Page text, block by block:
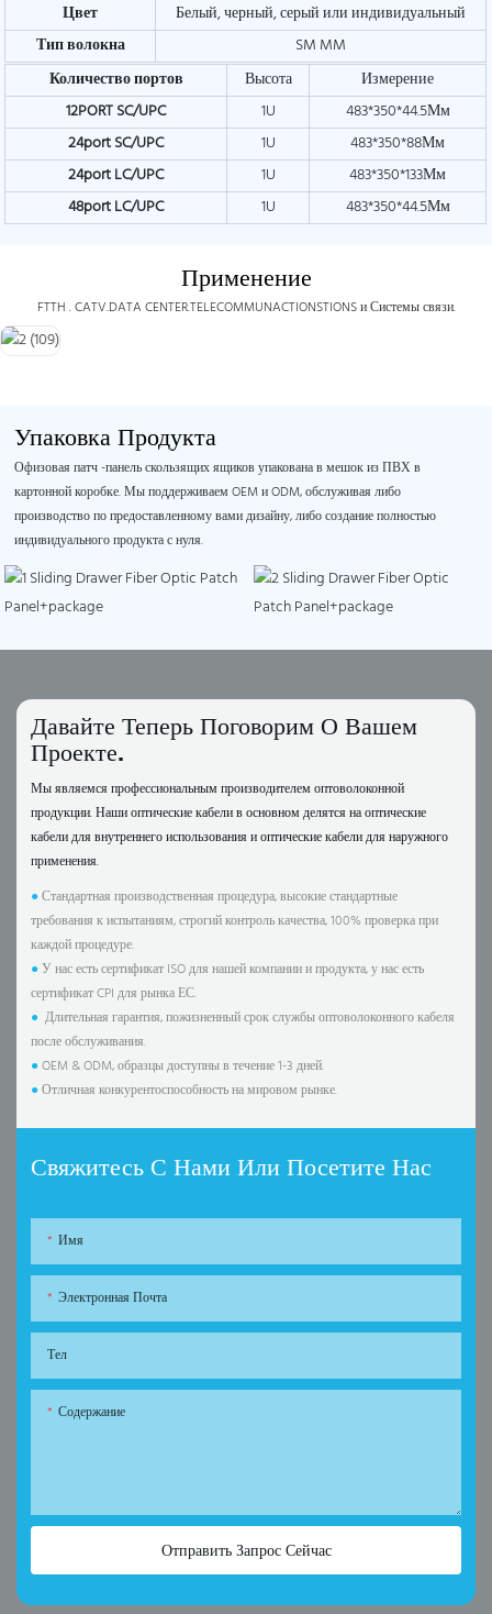
Цвет
Белый, черный, серый или индивидуальный
Тип волокна
SM MM
Количество портов
Высота
Измерение
12PORT SC/UPC
1U
483*350*44.5Мм
24port SC/UPC
1U
483*350*88Мм
24port LC/UPC
1U
483*350*133Мм
48port LC/UPC
1U 483*350*44.5Мм
Применение
FTTH .CATV.DATA CENTER.TELECOMMUNACTIONSTIONS и Системы связи.
Упаковка Продукта
Офизовая патч -панель скользящих ящиков упакована в мешок из ПВХ в
картонной коробке. Мы поддерживаем OEM и ODM, обслуживая либо
производство по предоставленному вами дизайну, либо создание полностью
индивидуального продукта с нуля.
Давайте Теперь Поговорим О Вашем
Проекте.
Мы являемся профессиональным производителем оптоволоконной
продукции. Наши оптические кабели в основном делятся на оптические
кабели для внутреннего использования и оптические кабели для наружного
применения.
●Стандартная производственная процедура, высокие стандартные
требования к испытаниям, строгий контроль качества, 100% проверка при
каждой процедуре.
●У нас есть сертификат ISO для нашей компании и продукта, у нас есть
сертификат CPI для рынка ЕС.
● Длительная гарантия, пожизненный срок службы оптоволоконного кабеля
после обслуживания.
●OEM & ODM, образцы доступны в течение 1-3 дней.
●Отличная конкурентоспособность на мировом рынке.
Свяжитесь С Нами Или Посетите Нас
Имя
Электронная Почта
Тел
Содержание
Отправить Запрос Сейчас